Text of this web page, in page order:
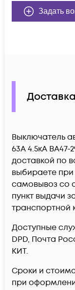
Задать
Доставка
Выключатель
63А 4.5кА ВА47-
доставкой по
выбираете
самовывоз со
пункт выдачи
транспортной
Доступные
DPD, Почта
КИТ.
Сроки и
при